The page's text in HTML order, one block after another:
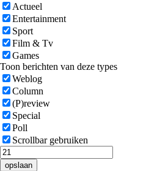
Actueel
Entertainment
Sport
Film & Tv
Games
Toon berichten van deze types
Weblog
Column
(P)review
Special
Poll
Scrollbar gebruiken
opslaan